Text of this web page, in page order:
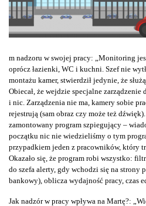
m nadzoru w swojej pracy: „Monitoring
oprócz łazienki, WC i kuchni. Szef nie
montażu kamer, stwierdził jedynie, że
Obiecał, że wejdzie specjalne
i nic. Zarządzenia nie ma, kamery sobie
rejestrują (sam obraz czy może też
zamontowany program szpiegujący –
początku nic nie wiedzieliśmy o tym
przypadkiem jeden z pracowników, który
Okazało się, że program robi wszystko:
do szefa alerty, gdy wchodzi się na strony
bankowy), oblicza wydajność pracy, czas
Jak nadzór w pracy wpływa na Martę?: